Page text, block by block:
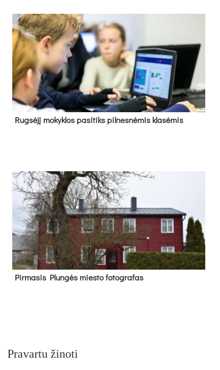
Rug­sė­jį mo­kyk­los pa­si­tiks pil­nes­nė­mis kla­sė­mis
Pir­ma­sis Plun­gės mies­to fo­tog­ra­fas
Pravartu žinoti